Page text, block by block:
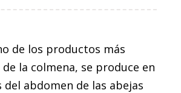
de los productos más
la colmena, se produce en
del abdomen de las abejas